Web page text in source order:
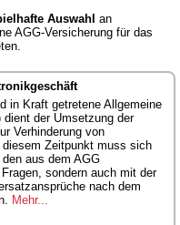
Auswahl an
AGG-Versicherung für das
in Kraft getretene Allgemeine
der Umsetzung der
Verhinderung von
Zeitpunkt muss sich
aus dem AGG
sondern auch mit der
nach dem
Mehr...